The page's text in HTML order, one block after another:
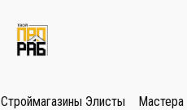
Строймагазины Элисты Мастера